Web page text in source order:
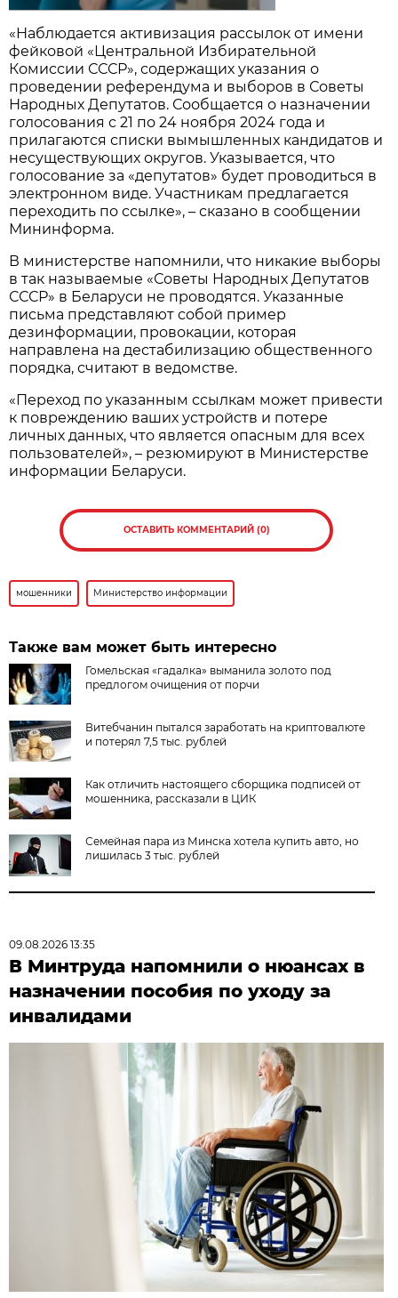
«Наблюдается активизация рассылок от имени
фейковой «Центральной Избирательной
Комиссии СССР», содержащих указания о
проведении референдума и выборов в Советы
Народных Депутатов. Сообщается о назначении
голосования с 21 по 24 ноября 2024 года и
прилагаются списки вымышленных кандидатов и
несуществующих округов. Указывается, что
голосование за «депутатов» будет проводиться в
электронном виде. Участникам предлагается
переходить по ссылке», – сказано в сообщении
Мининформа.
В министерстве напомнили, что никакие выборы
в так называемые «Советы Народных Депутатов
СССР» в Беларуси не проводятся. Указанные
письма представляют собой пример
дезинформации, провокации, которая
направлена на дестабилизацию общественного
порядка, считают в ведомстве.
«Переход по указанным ссылкам может привести
к повреждению ваших устройств и потере
личных данных, что является опасным для всех
пользователей», – резюмируют в Министерстве
информации Беларуси.
ОСТАВИТЬ КОММЕНТАРИЙ (0)
мошенники Министерство информации
Также вам может быть интересно
Гомельская «гадалка» выманила золото под
предлогом очищения от порчи
Витебчанин пытался заработать на криптовалюте
и потерял 7,5 тыс. рублей
Как отличить настоящего сборщика подписей от
мошенника, рассказали в ЦИК
Семейная пара из Минска хотела купить авто, но
лишилась 3 тыс. рублей
09.08.2026 13:35
В Минтруда напомнили о нюансах в
назначении пособия по уходу за
инвалидами